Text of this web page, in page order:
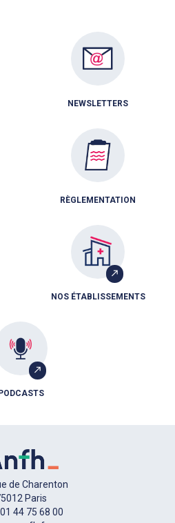
NEWSLETTERS
RÈGLEMENTATION
NOS ÉTABLISSEMENTS
de Charenton
Paris
44 75 68 00